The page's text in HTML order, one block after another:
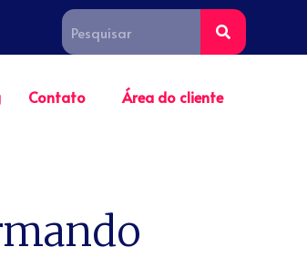
Contato Área do cliente